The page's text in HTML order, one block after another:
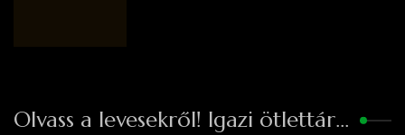
Olvass a levesekről! Igazi ötlettár…